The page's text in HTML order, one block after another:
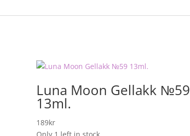
Luna Moon Gellakk №59
13ml.
189kr